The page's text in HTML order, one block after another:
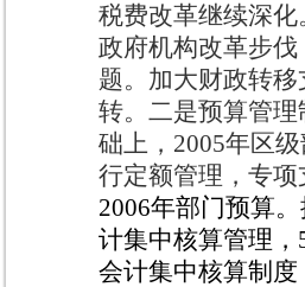
税费改革继续深化
政府机构改革步
题。加大财政转
转。 二是预算管
础上， 2005年区
行定额管理，专项
2006年部门预算。
计集中核算管理，
会计集中核算制